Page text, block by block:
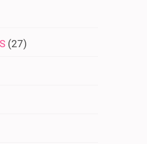
(27)